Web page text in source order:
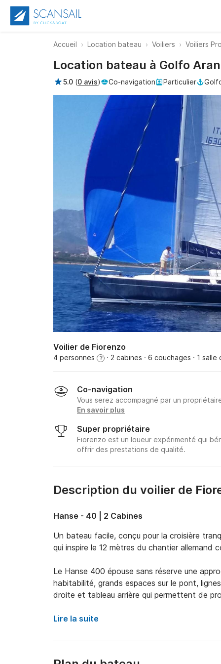
Accueil Location bateau Voiliers Voiliers
Location bateau à Golfo
5.0 (0 avis) Co-navigation Particulier
Voilier de Fiorenzo
4 personnes ? · 2 cabines · 6 couchages · 1 salle
Co-navigation
Vous serez accompagné par un
En savoir plus
Super propriétaire
Fiorenzo est un loueur expérimenté qui
offrir des prestations de qualité.
Description du voilier de
Hanse - 40 | 2 Cabines
Un bateau facile, conçu pour la croisière
qui inspire le 12 mètres du chantier allemand
Le Hanse 400 épouse sans réserve une
habitabilité, grands espaces sur le pont,
droite et tableau arrière qui permettent de
Sale & Pepe est équipé de tous les
dessalinisateur nous permettra de faire de
Lire la suite